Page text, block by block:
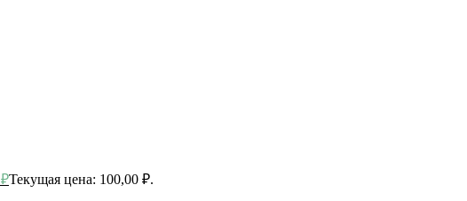
₽Текущая цена: 100,00 ₽.